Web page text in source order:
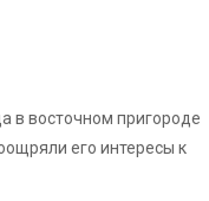
в восточном пригороде
его интересы к